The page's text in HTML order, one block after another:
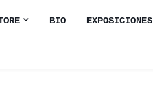
BIO EXPOSICIONES